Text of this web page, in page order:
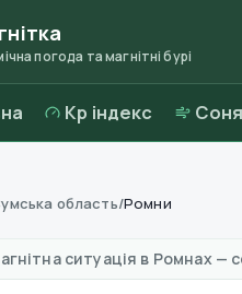
погода та магнітні бурі
Kp індекс
в Ромнах—погода та
область/Ромни
ситуація в Ромнах—